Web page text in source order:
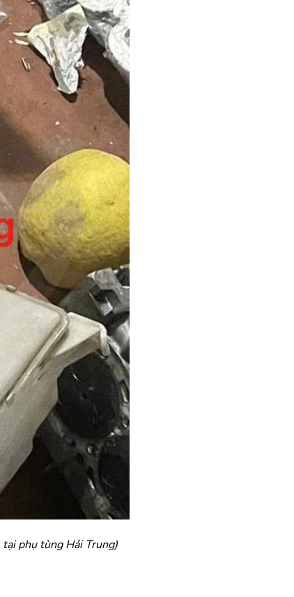
tại phụ tùng Hải Trung)